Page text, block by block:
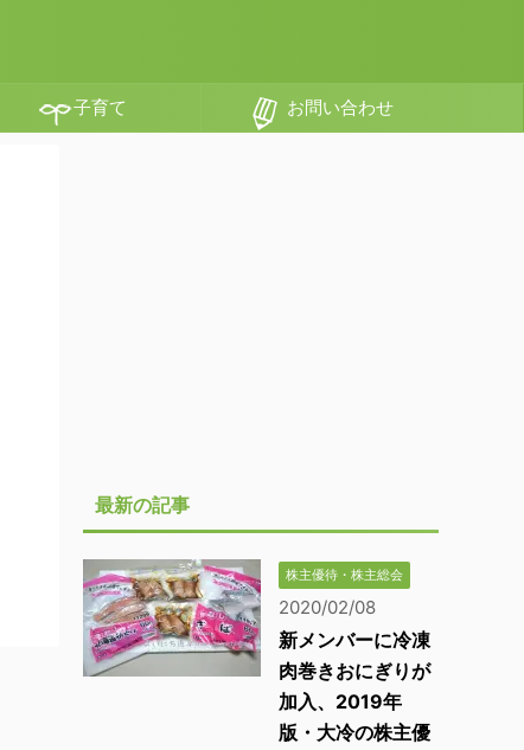
子育て お問い合わせ
最新の記事
株主優待・株主総会
2020/02/08
新メンバーに冷凍
肉巻きおにぎりが
加入、2019年
版・大冷の株主優